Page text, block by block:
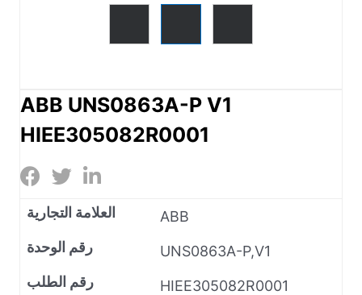
ABB UNS0863A-P V1
HIEE305082R0001
العلامة التجارية
ABB
رقم الوحدة
UNS0863A-P,V1
رقم الطلب
HIEE305082R0001